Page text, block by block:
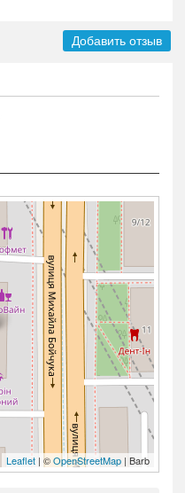
Добавить отзыв
Leaflet | ©OpenStreetMap | Barb